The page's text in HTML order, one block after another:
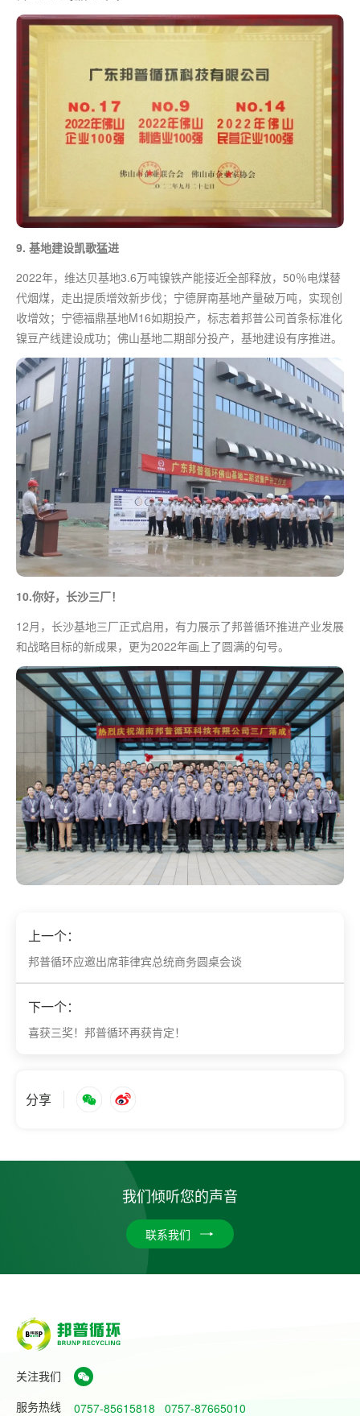
9. 基地建设凯歌猛进
2022年，维达贝基地3.6万吨镍铁产能接近全部释放，50％电煤替
代烟煤，走出提质增效新步伐；宁德屏南基地产量破万吨，实现创
收增效；宁德福鼎基地M16如期投产，标志着邦普公司首条标准化
镍豆产线建设成功；佛山基地二期部分投产，基地建设有序推进。
10.你好，长沙三厂！
12月，长沙基地三厂正式启用，有力展示了邦普循环推进产业发展
和战略目标的新成果，更为2022年画上了圆满的句号。
上一个：
邦普循环应邀出席菲律宾总统商务圆桌会谈
下一个：
喜获三奖！邦普循环再获肯定！
分享
我们倾听您的声音
联系我们
关注我们
服务热线
0757-85615818 0757-87665010